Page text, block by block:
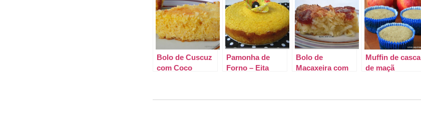
Bolo de Cuscuz
com Coco
Pamonha de
Forno – Eita
Bolo de
Macaxeira com
Muffin de casca
de maçã